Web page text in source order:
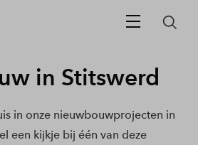
in Stitswerd
in onze nieuwbouwprojecten in
een kijkje bij één van deze